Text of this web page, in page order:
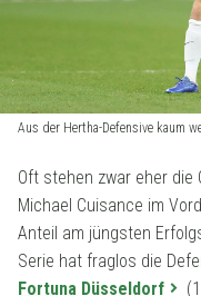
Aus der Hertha-Defensive kaum
Oft stehen zwar eher die
Michael Cuisance im
Anteil am jüngsten
Serie hat fraglos die
Fortuna Düsseldorf